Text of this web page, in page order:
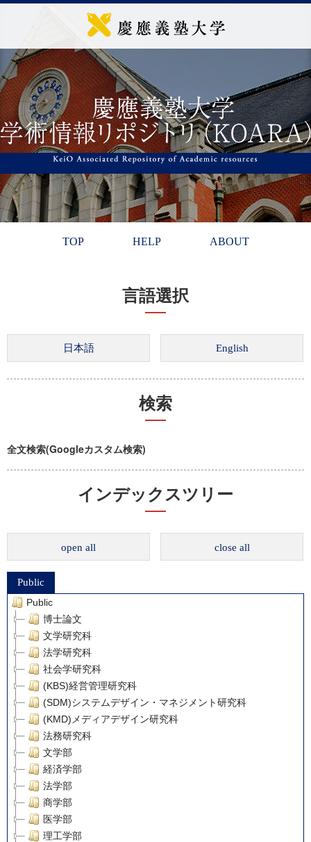
TOP HELP ABOUT
言語選択
検索
全文検索(Googleカスタム検索)
インデックスツリー
open all close all
Public
Public
博士論文
文学研究科
法学研究科
社会学研究科
(KBS)経営管理研究科
(SDM)システムデザイン・マネジメント研究科
(KMD)メディアデザイン研究科
法務研究科
文学部
経済学部
法学部
商学部
医学部
理工学部